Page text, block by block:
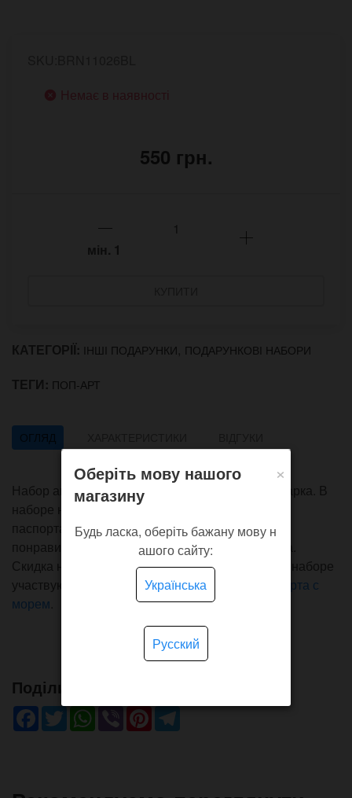
Немає в наявності
550 грн.
мін. 1
КАТЕГОРІЇ: ІНШІ ПОДАРУНКИ, ПОДАРУНКОВІ НАБОРИ
ТЕГИ: ПОП-АРТ
ОГЛЯД
Набор аксессуаров Anchors с якорями для подарка. В
наборе наручные часы с якорем и обложка для
паспорта также с якорем в стиле скетч. Набор
понравится всем кому близка морская тематика.
Скидка на набор 10%, включена в стоимость. В наборе
участвуют -
часы с якоремиобложка для паспорта с
морем.
Поділись!
Facebook
TwitterWhatsApp
ViberPinterestTelegram
×
Оберіть мову нашого
магазину
Будь ласка, оберіть бажану мову н
ашого сайту:
Українська
Русский